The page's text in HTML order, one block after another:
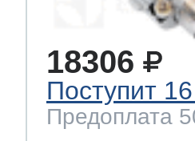
18306
Поступит
Предоплата